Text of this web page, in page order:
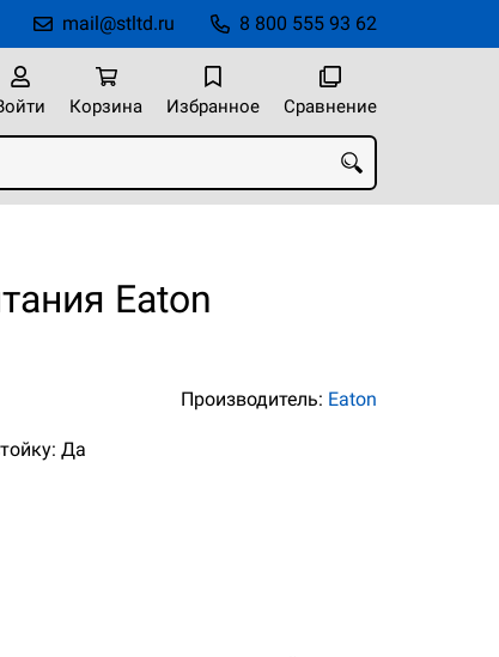
8 800 555 93 62
mail@stltd.ru
Корзина Избранное Сравнение
Eaton
Производитель: Eaton
Да